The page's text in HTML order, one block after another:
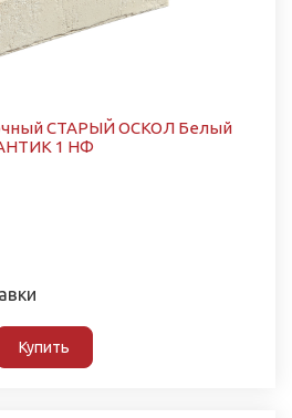
СТАРЫЙ ОСКОЛ Белый
1 НФ
Купить